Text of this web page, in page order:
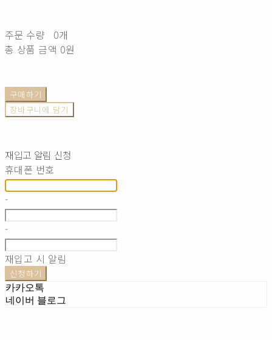
주문 수량
0개
총 상품 금액 0원
구매하기
장바구니에 담기
재입고 알림 신청
휴대폰 번호
-
-
재입고 시 알림
신청하기
카카오톡
네이버 블로그